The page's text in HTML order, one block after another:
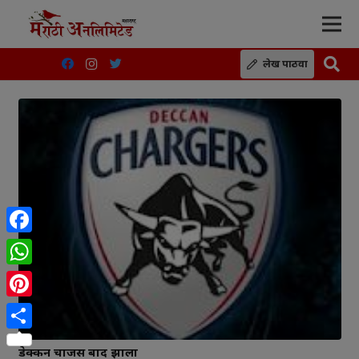
लेख पाठवा
डेक्कन चार्जर्स बाद झाला
Facebook
WhatsApp
Pinterest
Share